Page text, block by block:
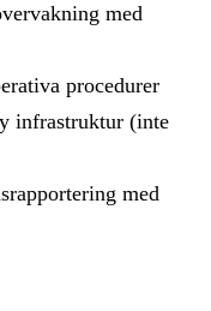
med
procedurer
infrastruktur (inte
med